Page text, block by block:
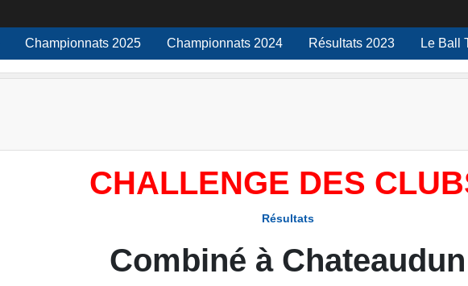
Championnats 2025 Championnats 2024 Résultats 2023 Le Ball
CHALLENGE DES
Résultats
Combiné à Chateaudun